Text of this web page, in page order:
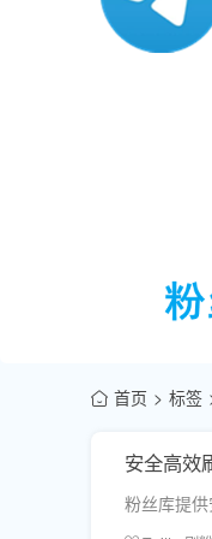
首页 标签
安全高效
粉丝库提